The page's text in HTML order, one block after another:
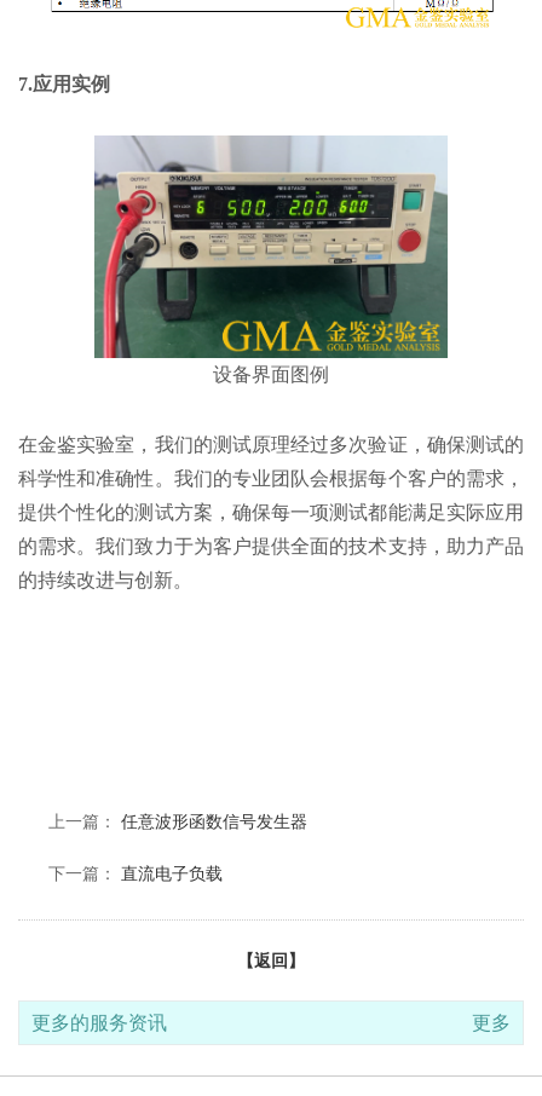
7.应用实例
设备界面图例
在金鉴实验室，我们的测试原理经过多次验证，确保测试的
科学性和准确性。我们的专业团队会根据每个客户的需求，
提供个性化的测试方案，确保每一项测试都能满足实际应用
的需求。我们致力于为客户提供全面的技术支持，助力产品
的持续改进与创新。
上一篇： 任意波形函数信号发生器
下一篇： 直流电子负载
【返回】
更多的服务资讯 更多